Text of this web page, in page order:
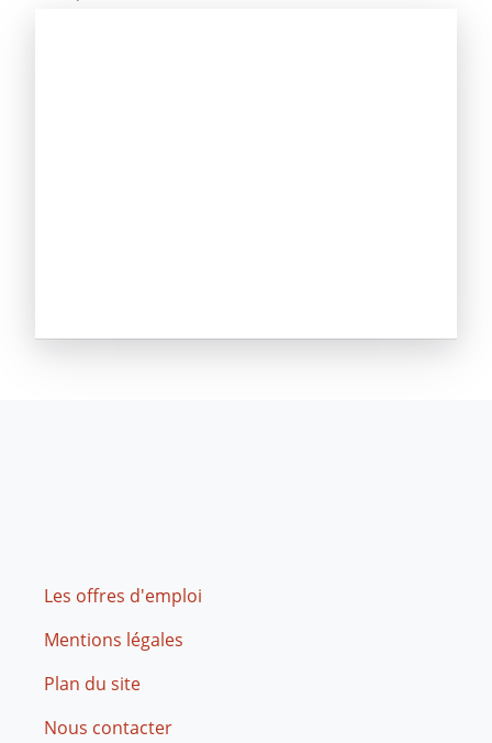
Footer
Les offres d'emploi
Mentions légales
Plan du site
Nous contacter